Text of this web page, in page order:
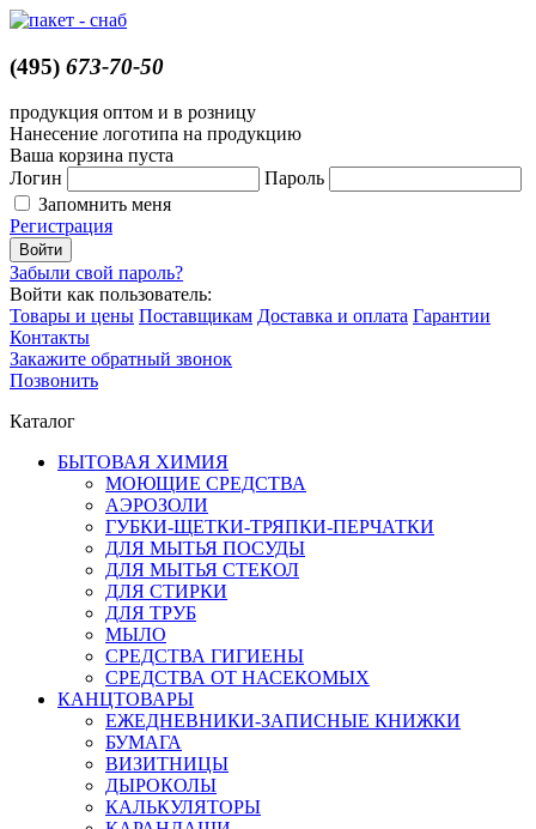
(495) 673-70-50
продукция оптом и в розницу
Нанесение логотипа на продукцию
Ваша корзина пуста
Логин
Пароль
Запомнить меня
Регистрация
Забыли свой пароль?
Войти как пользователь:
Товары и цены Поставщикам Доставка и оплата Гарантии
Контакты
Закажите обратный звонок
Позвонить
Каталог
БЫТОВАЯ ХИМИЯ
МОЮЩИЕ СРЕДСТВА
АЭРОЗОЛИ
ГУБКИ-ЩЕТКИ-ТРЯПКИ-ПЕРЧАТКИ
ДЛЯ МЫТЬЯ ПОСУДЫ
ДЛЯ МЫТЬЯ СТЕКОЛ
ДЛЯ СТИРКИ
ДЛЯ ТРУБ
МЫЛО
СРЕДСТВА ГИГИЕНЫ
СРЕДСТВА ОТ НАСЕКОМЫХ
КАНЦТОВАРЫ
ЕЖЕДНЕВНИКИ-ЗАПИСНЫЕ КНИЖКИ
БУМАГА
ВИЗИТНИЦЫ
ДЫРОКОЛЫ
КАЛЬКУЛЯТОРЫ